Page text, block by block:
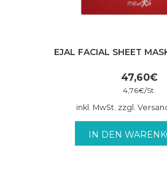
EJAL FACIAL SHEET
47,60€
4,76€/St.
inkl. MwSt. zzgl.
IN DEN